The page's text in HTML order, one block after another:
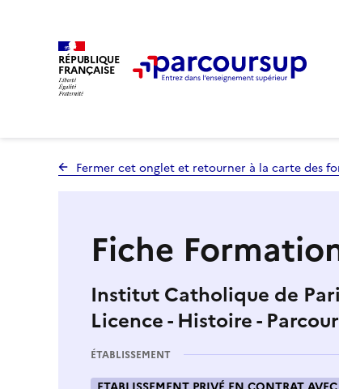
RÉPUBLIQUE
FRANÇAISE
Fermer cet onglet et retourner à la carte des
Fiche
Institut Catholique de
Licence - Histoire -
ÉTABLISSEMENT